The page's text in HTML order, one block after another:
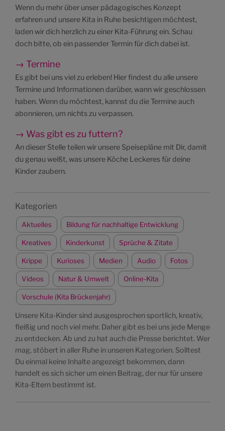
Wenn du mehr über unser pädagogisches Konzept
erfahren und unsere Kita in Ruhe besichtigen möchtest,
laden wir dich herzlich zu einer Kita-Führung ein. Schau
doch bitte, ob ein passender Termin für dich dabei ist.
→ Termine
Es gibt bei uns viel zu erleben! Hier findest du alle unsere
Termine und Informationen darüber, wann wir geschlossen
haben. Wenn du möchtest, kannst du die Termine auch
abonnieren, um nichts zu verpassen.
→ Was gibt es zu futtern?
An dieser Stelle teilen wir unsere Speisepläne mit Dir, damit
du genau weißt, was unsere Köche Leckeres für deine
Kinder zaubern.
Kategorien
Aktuelles Bildung für nachhaltige Entwicklung
Kreatives Kinderkunst Sprüche & Zitate
Krippe Kurioses Medien Audio Fotos
Videos Natur & Umwelt Online-Kita
Vorschule (Kita Brückenjahr)
Unsere Kita-Kinder sind ausgesprochen sportlich, kreativ,
fleißig und noch viel mehr. Daher gibt es bei uns jede Menge
zu entdecken. Ab und zu hat auch die Presse berichtet. Wer
mag, stöbert in aller Ruhe in unseren Kategorien. Solltest
Du einmal keine Inhalte angezeigt bekommen, dann
handelt es sich sicher um einen Beitrag, der nur für unsere
Kita-Eltern bestimmt ist.